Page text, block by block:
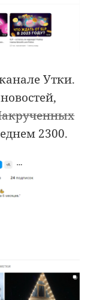
Утки.
2300.